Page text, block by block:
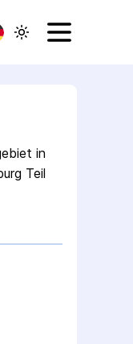
in
Teil